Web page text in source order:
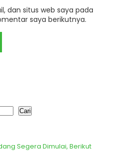
dan situs web saya pada
saya berikutnya.
Cari
Segera Dimulai, Berikut